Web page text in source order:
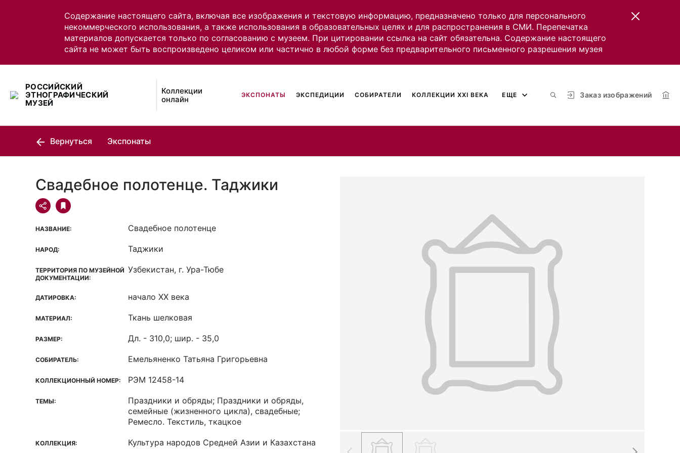
Содержание настоящего сайта, включая все изображения и текстовую информацию, предназначено только для персонального
некоммерческого использования, а также использования в образовательных целях и для распространения в СМИ. Перепечатка
материалов допускается только по согласованию с музеем. При цитировании ссылка на сайт обязательна. Содержание настоящего
сайта не может быть воспроизведено целиком или частично в любой форме без предварительного письменного разрешения музея
РОССИЙСКИЙ
ЭТНОГРАФИЧЕСКИЙ
МУЗЕЙ
Коллекции
онлайн
Заказ изображений
ЭКСПОНАТЫ ЭКСПЕДИЦИИ СОБИРАТЕЛИ КОЛЛЕКЦИИ XXI ВЕКА ЕЩЕ
Вернуться Экспонаты
Свадебное полотенце. Таджики
НАЗВАНИЕ: Свадебное полотенце
НАРОД: Таджики
ТЕРРИТОРИЯ ПО МУЗЕЙНОЙ
ДОКУМЕНТАЦИИ:
Узбекистан, г. Ура-Тюбе
ДАТИРОВКА: начало XX века
МАТЕРИАЛ: Ткань шелковая
РАЗМЕР: Дл. - 310,0; шир. - 35,0
СОБИРАТЕЛЬ: Емельяненко Татьяна Григорьевна
КОЛЛЕКЦИОННЫЙ НОМЕР: РЭМ 12458-14
ТЕМЫ:
Праздники и обряды; Праздники и обряды,
семейные (жизненного цикла), свадебные;
Ремесло. Текстиль, ткацкое
КОЛЛЕКЦИЯ: Культура народов Средней Азии и Казахстана